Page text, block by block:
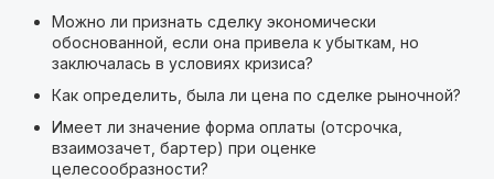
Можно ли признать сделку экономически
обоснованной, если она привела к убыткам, но
заключалась в условиях кризиса?
Как определить, была ли цена по сделке рыночной?
Имеет ли значение форма оплаты (отсрочка,
взаимозачет, бартер) при оценке
целесообразности?